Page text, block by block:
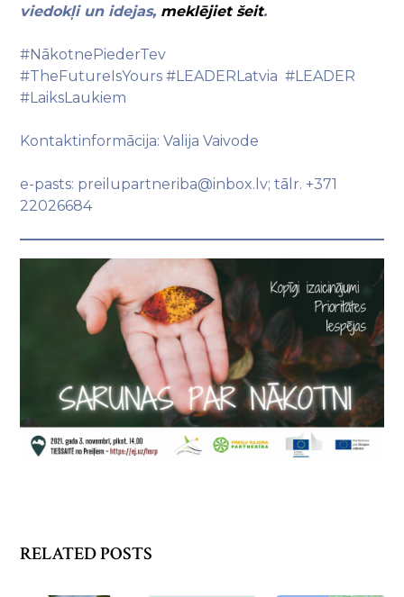
viedokļi un idejas, meklējiet šeit.
#NākotnePiederTev
#TheFutureIsYours #LEADERLatvia #LEADER
#LaiksLaukiem
Kontaktinformācija: Valija Vaivode
e-pasts: preilupartneriba@inbox.lv; tālr. +371
22026684
RELATED POSTS